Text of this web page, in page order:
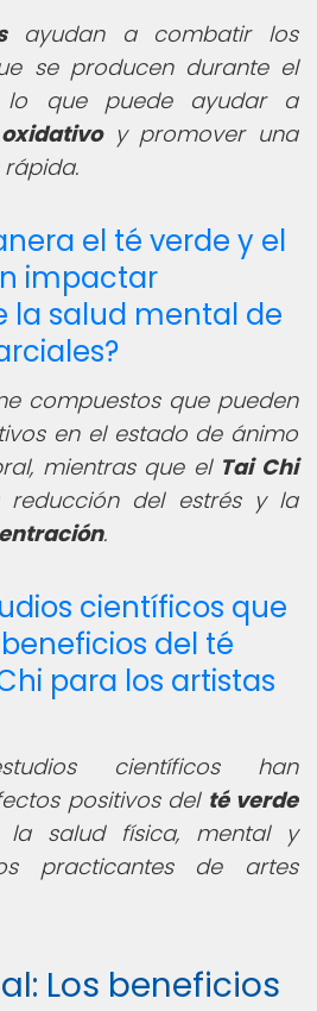
ayudan a combatir los
se producen durante el
lo que puede ayudar a
y promover una
el té verde y el
impactar
la salud mental de
compuestos que pueden
en el estado de ánimo
mientras que el Tai Chi
del estrés y la
.
científicos que
del té
para los artistas
científicos han
positivos del té verde
salud física, mental y
practicantes de artes
Los beneficios